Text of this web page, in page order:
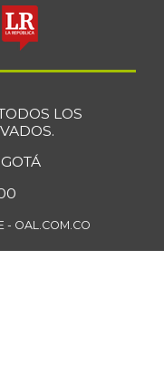
LOS
- OAL.COM.CO